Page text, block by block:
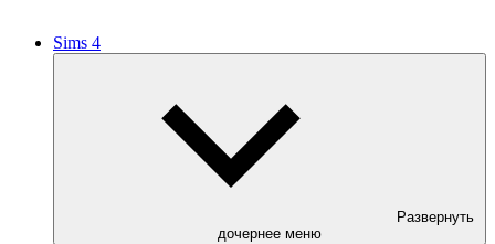
Sims 4
Развернуть
дочернее меню